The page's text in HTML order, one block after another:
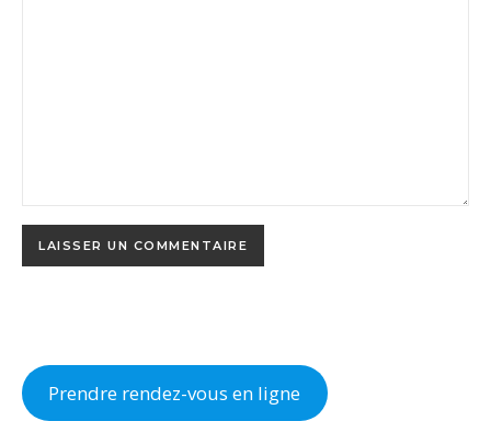
Prendre rendez-vous en ligne